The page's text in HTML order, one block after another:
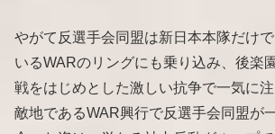
やがて反選手会同盟は新日本本隊だけ
いるWARのリングにも乗り込み、後楽
戦をはじめとした激しい抗争で一気に注
敵地であるWAR興行で反選手会同盟が